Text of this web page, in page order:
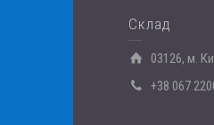
Склад
03126, м.
+38 067